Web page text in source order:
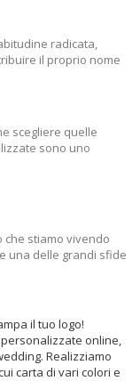
radicata,
il proprio nome
uno degli elementi a
basso costo.
della nostra
scegliere quelle
sono uno
ogni acquisto
shopper
economiche e
che stiamo vivendo
una delle grandi sfide
il tuo logo!
online,
Realizziamo
carta di vari colori e